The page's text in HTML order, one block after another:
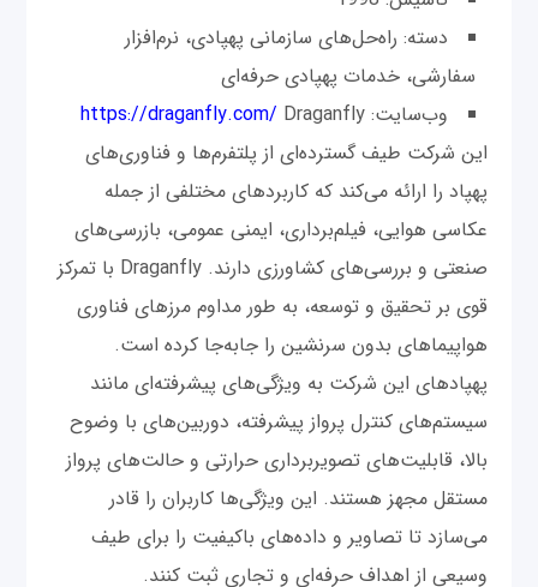
دسته: راه‌حل‌های سازمانی پهپادی، نرم‌افزار
سفارشی، خدمات پهپادی حرفه‌ای
وب‌سایت:
https://draganfly.com/ Draganfly
این شرکت طیف گسترده‌ای از پلتفرم‌ها و فناوری‌های
پهپاد را ارائه می‌کند که کاربردهای مختلفی از جمله
عکاسی هوایی، فیلم‌برداری، ایمنی عمومی، بازرسی‌های
صنعتی و بررسی‌های کشاورزی دارند. Draganfly با تمرکز
قوی بر تحقیق و توسعه، به طور مداوم مرزهای فناوری
هواپیماهای بدون سرنشین را جابه‌جا کرده است.
پهپادهای این شرکت به ویژگی‌های پیشرفته‌ای مانند
سیستم‌های کنترل پرواز پیشرفته، دوربین‌های با وضوح
بالا، قابلیت‌های تصویربرداری حرارتی و حالت‌های پرواز
مستقل مجهز هستند. این ویژگی‌ها کاربران را قادر
می‌سازد تا تصاویر و داده‌های باکیفیت را برای طیف
وسیعی از اهداف حرفه‌ای و تجاری ثبت کنند.